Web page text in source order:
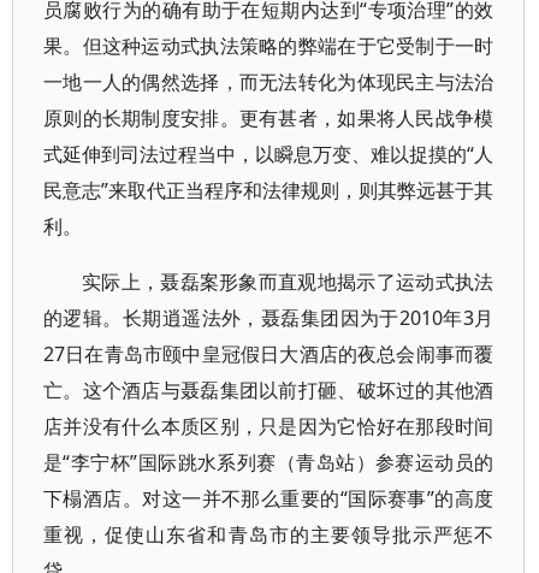
员腐败行为的确有助于在短期内达到“专项治理”的效
果。但这种运动式执法策略的弊端在于它受制于一时
一地一人的偶然选择，而无法转化为体现民主与法治
原则的长期制度安排。更有甚者，如果将人民战争模
式延伸到司法过程当中，以瞬息万变、难以捉摸的“人
民意志”来取代正当程序和法律规则，则其弊远甚于其
利。
实际上，聂磊案形象而直观地揭示了运动式执法
的逻辑。长期逍遥法外，聂磊集团因为于2010年3月
27日在青岛市颐中皇冠假日大酒店的夜总会闹事而覆
亡。这个酒店与聂磊集团以前打砸、破坏过的其他酒
店并没有什么本质区别，只是因为它恰好在那段时间
是“李宁杯”国际跳水系列赛（青岛站）参赛运动员的
下榻酒店。对这一并不那么重要的“国际赛事”的高度
重视，促使山东省和青岛市的主要领导批示严惩不